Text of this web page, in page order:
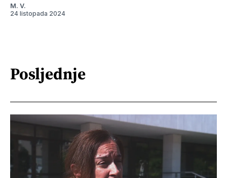
M. V.
24 listopada 2024
Posljednje